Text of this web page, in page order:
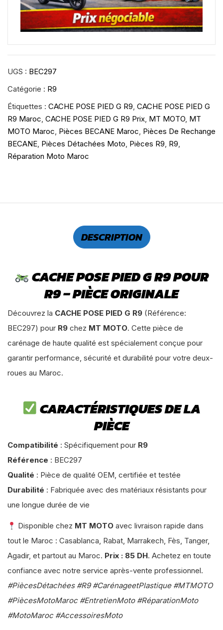
UGS : BEC297
Catégorie : R9
Étiquettes : CACHE POSE PIED G R9, CACHE POSE PIED G
R9 Maroc, CACHE POSE PIED G R9 Prix, MT MOTO, MT
MOTO Maroc, Pièces BECANE Maroc, Pièces De Rechange
BECANE, Pièces Détachées Moto, Pièces R9, R9,
Réparation Moto Maroc
DESCRIPTION
CACHE POSE PIED G R9 POUR
R9 – PIÈCE ORIGINALE
Découvrez la CACHE POSE PIED G R9 (Référence:
BEC297) pour R9 chez MT MOTO. Cette pièce de
carénage de haute qualité est spécialement conçue pour
garantir performance, sécurité et durabilité pour votre deux-
roues au Maroc.
CARACTÉRISTIQUES DE LA
PIÈCE
Compatibilité : Spécifiquement pour R9
Référence : BEC297
Qualité : Pièce de qualité OEM, certifiée et testée
Durabilité : Fabriquée avec des matériaux résistants pour
une longue durée de vie
Disponible chez MT MOTO avec livraison rapide dans
tout le Maroc : Casablanca, Rabat, Marrakech, Fès, Tanger,
Agadir, et partout au Maroc. Prix : 85 DH. Achetez en toute
confiance avec notre service après-vente professionnel.
#PiècesDétachées #R9 #CarénageetPlastique #MTMOTO
#PiècesMotoMaroc #EntretienMoto #RéparationMoto
#MotoMaroc #AccessoiresMoto